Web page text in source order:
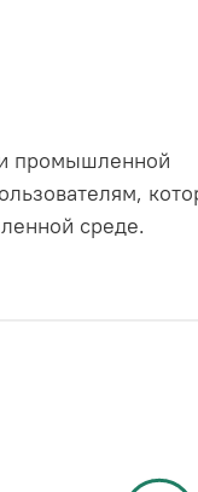
промышленной
среде.